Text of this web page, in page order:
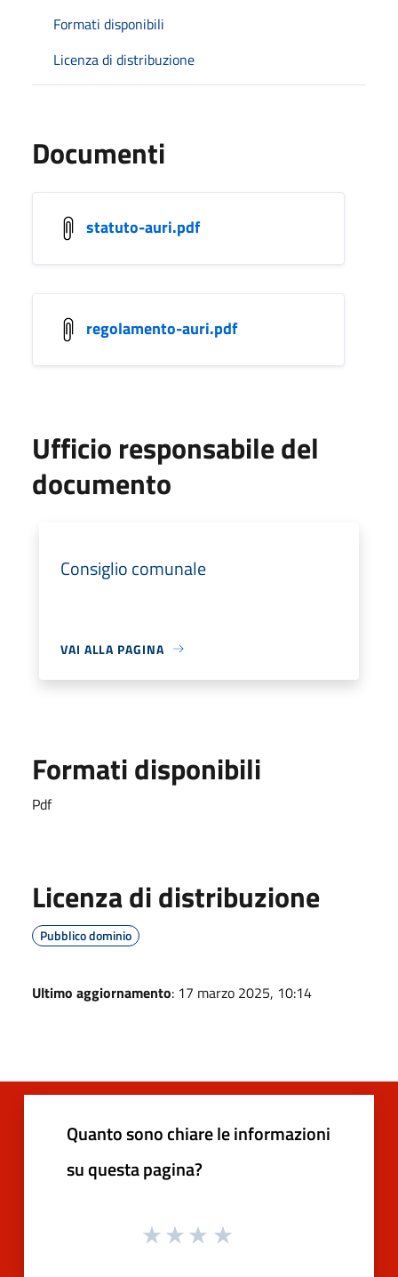
Formati disponibili
Licenza di distribuzione
Documenti
statuto-auri.pdf
regolamento-auri.pdf
Ufficio responsabile del
documento
Consiglio comunale
VAI ALLA PAGINA
Formati disponibili
Pdf
Licenza di distribuzione
Pubblico dominio
Ultimo aggiornamento: 17 marzo 2025, 10:14
Quanto sono chiare le informazioni
su questa pagina?